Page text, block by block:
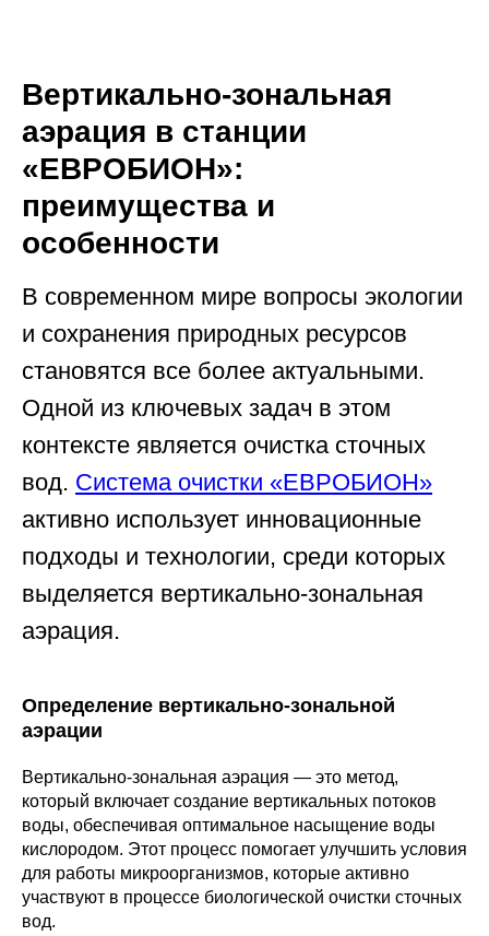
Вертикально-зональная
аэрация в станции
«ЕВРОБИОН»:
преимущества и
особенности
В современном мире вопросы экологии
и сохранения природных ресурсов
становятся все более актуальными.
Одной из ключевых задач в этом
контексте является очистка сточных
вод. Система очистки «ЕВРОБИОН»
активно использует инновационные
подходы и технологии, среди которых
выделяется вертикально-зональная
аэрация.
Определение вертикально-зональной
аэрации
Вертикально-зональная аэрация — это метод,
который включает создание вертикальных потоков
воды, обеспечивая оптимальное насыщение воды
кислородом. Этот процесс помогает улучшить условия
для работы микроорганизмов, которые активно
участвуют в процессе биологической очистки сточных
вод.